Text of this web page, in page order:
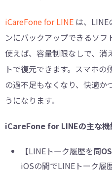
iCareFone for LINE は、LINE
ンにバックアップできるソ
使えば、容量制限なしで、消
トで復元できます。スマホ
の過不足もなくなり、快適か
うになります。
iCareFone for LINEの主な機
【LINEトーク履歴を同
iOSの間でLINEトーク履